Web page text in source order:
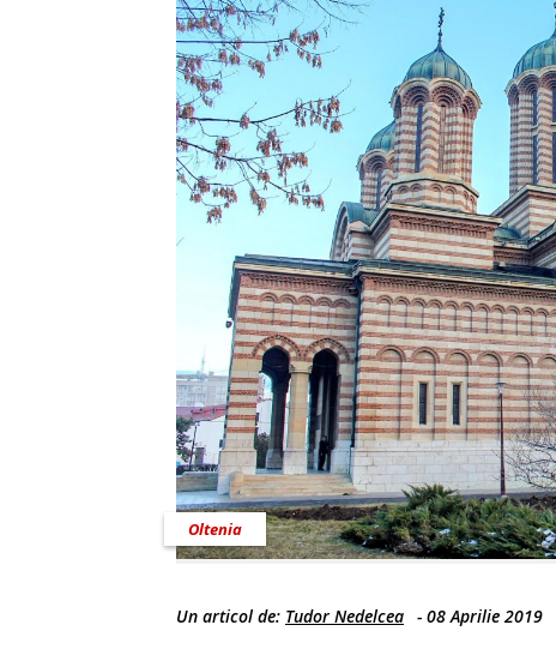
Oltenia
Un articol de: Tudor Nedelcea - 08 Aprilie 2019
Octombrie Noiembrie Decembrie Ianuarie